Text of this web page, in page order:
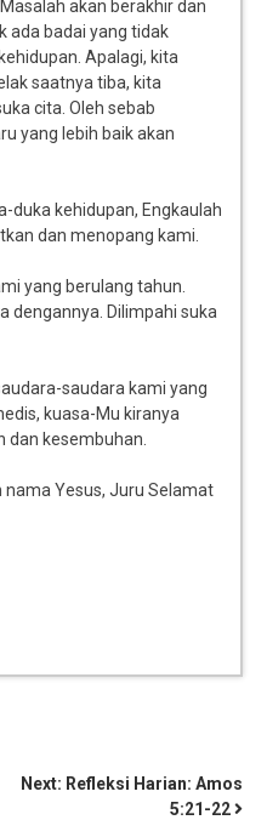
akan berakhir dan
ada badai yang tidak
Apalagi, kita
saatnya tiba, kita
cita. Oleh sebab
yang lebih baik akan
duka kehidupan, Engkaulah
dan menopang kami.
yang berulang tahun.
dengannya. Dilimpahi suka
saudara kami yang
kuasa-Mu kiranya
dan kesembuhan.
nama Yesus, Juru Selamat
Next: Refleksi Harian: Amos
5:21-22